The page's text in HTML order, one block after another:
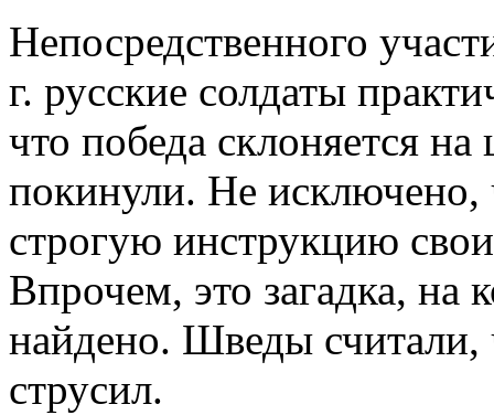
Непосредственного
г. русские солдаты
что победа склоняется
покинули. Не исключено,
строгую инструкцию
Впрочем, это загадка, на
найдено. Шведы считали,
струсил.